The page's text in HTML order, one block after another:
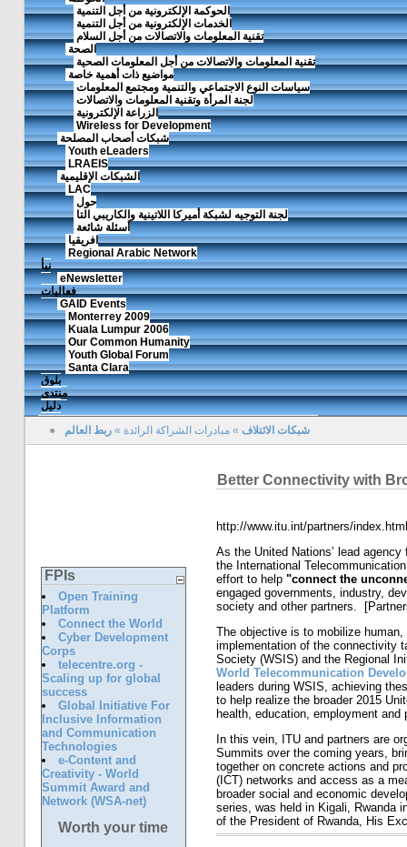
الحوكمة الإلكترونية من أجل التنمية
الخدمات الإلكترونية من أجل التنمية
تقنية المعلومات والاتصالات من أجل السلام
الصحة
تقنية المعلومات والاتصالات من أجل المعلومات الصحية
مواضيع ذات أهمية خاصة
سياسات النوع الاجتماعي والتنمية ومجتمع المعلومات
لجنة المرأة وتقنية المعلومات والاتصالات
الزراعة الإلكترونية
Wireless for Development
شبكات أصحاب المصلحة
Youth eLeaders
LRAEIS
الشبكات الإقليمية
LAC
حول
لجنة التوجيه لشبكة أميركا اللاتينية والكاريبي التا
أسئلة شائعة
افريقيا
Regional Arabic Network
نبأ
eNewsletter
فعاليات
GAID Events
Monterrey 2009
Kuala Lumpur 2006
Our Common Humanity
Youth Global Forum
Santa Clara
بلوق
منتدى
دليل
●
شبكات الائتلاف »مبادرات الشراكة الرائدة »ربط العالم
FPIs
Open Training
Platform
Connect the World
Cyber Development
Corps
telecentre.org -
Scaling up for global
success
Global Initiative For
Inclusive Information
and Communication
Technologies
e-Content and
Creativity - World
Summit Award and
Network (WSA-net)
Worth your time
Better Connectivity with
http://www.itu.int/partners/index.html
As the United Nations’ lead
the International
effort to help "connect the
engaged governments, industry,
society and other partners.
The objective is to mobilize
implementation of the connectivity
Society (WSIS) and the Regional
World Telecommunication
leaders during WSIS, achieving
to help realize the broader 2015
health, education, employment and
In this vein, ITU and partners are
Summits over the coming years,
together on concrete actions and
(ICT) networks and access as a
broader social and economic
series, was held in Kigali, Rwanda
of the President of Rwanda, His